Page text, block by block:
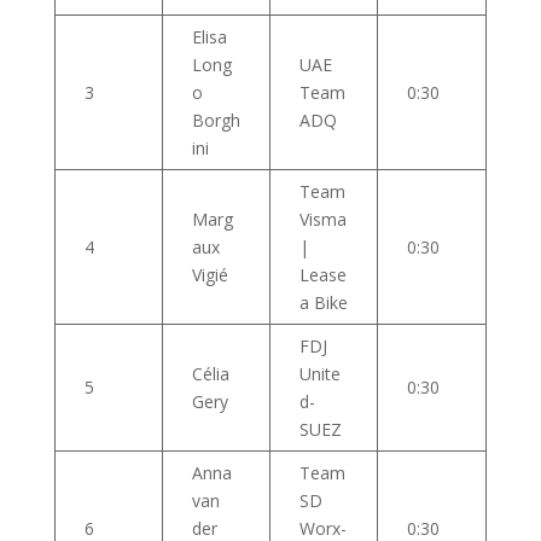
3
Elisa
Long
o
Borgh
ini
UAE
Team
ADQ
0:30
4
Marg
aux
Vigié
Team
Visma
|
Lease
a Bike
0:30
5
Célia
Gery
FDJ
Unite
d-
SUEZ
0:30
6
Anna
van
der
Team
SD
Worx-
0:30